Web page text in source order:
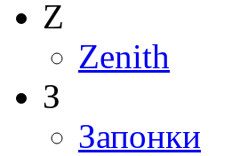
Z
Zenith
З
Запонки